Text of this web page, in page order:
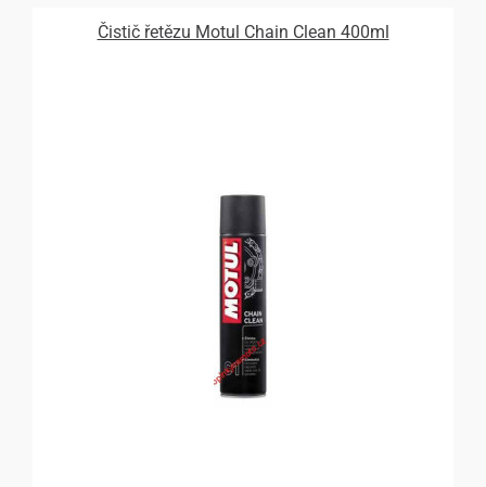
Čistič řetězu Motul Chain Clean 400ml